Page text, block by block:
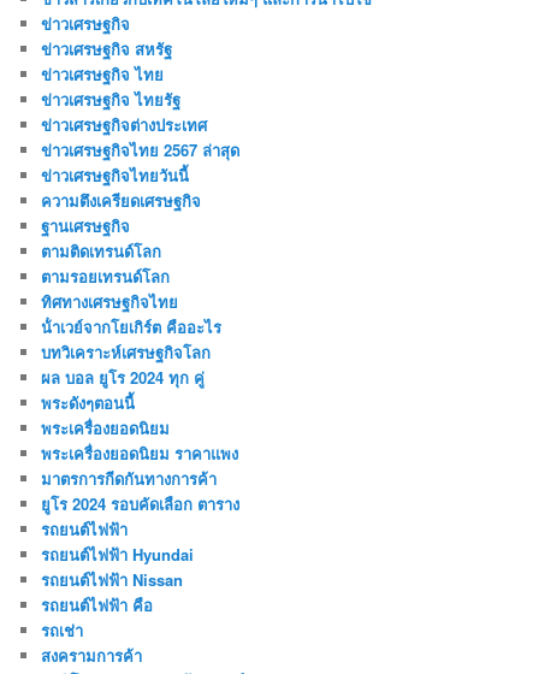
ข่าวเศรษฐกิจ
ข่าวเศรษฐกิจ สหรัฐ
ข่าวเศรษฐกิจ ไทย
ข่าวเศรษฐกิจ ไทยรัฐ
ข่าวเศรษฐกิจต่างประเทศ
ข่าวเศรษฐกิจไทย 2567 ล่าสุด
ข่าวเศรษฐกิจไทยวันนี้
ความตึงเครียดเศรษฐกิจ
ฐานเศรษฐกิจ
ตามติดเทรนด์โลก
ตามรอยเทรนด์โลก
ทิศทางเศรษฐกิจไทย
น้ําเวย์จากโยเกิร์ต คืออะไร
บทวิเคราะห์เศรษฐกิจโลก
ผล บอล ยูโร 2024 ทุก คู่
พระดังๆตอนนี้
พระเครื่องยอดนิยม
พระเครื่องยอดนิยม ราคาแพง
มาตรการกีดกันทางการค้า
ยูโร 2024 รอบคัดเลือก ตาราง
รถยนต์ไฟฟ้า
รถยนต์ไฟฟ้า Hyundai
รถยนต์ไฟฟ้า Nissan
รถยนต์ไฟฟ้า คือ
รถเช่า
สงครามการค้า